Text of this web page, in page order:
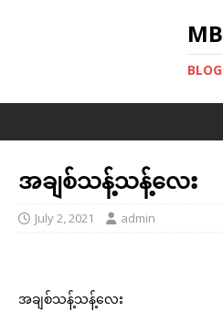
MB
BLOG
အချစ်သန့်သန့်လေး
July 2, 2021 admin
အချစ်သန့်သန့်လေး